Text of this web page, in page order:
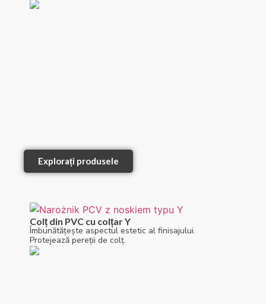
Explorați produsele
Colț din PVC cu colțar Y
Îmbunătățește aspectul estetic al finisajului.
Protejează pereții de colț.